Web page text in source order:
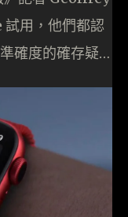
用，他們都認
確度的確存疑…